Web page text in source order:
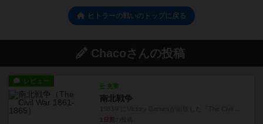
ヒトラーの戦いのトップに戻る
Chacoさんの投稿
レビュー
充実
南北戦争
1日前